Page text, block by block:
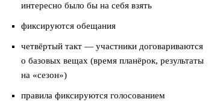
интересно было бы на себя взять
фиксируются обещания
четвёртый такт — участники договариваются
о базовых вещах (время планёрок, результаты
на «сезон»)
правила фиксируются голосованием